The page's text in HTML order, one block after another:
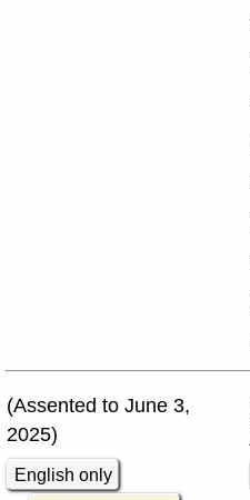
(Assented to June 3,
2025)
English only